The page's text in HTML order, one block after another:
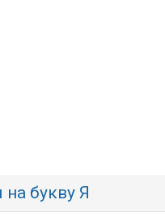
букву Я